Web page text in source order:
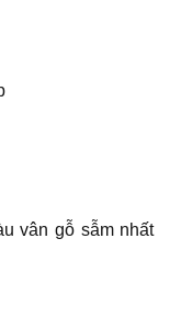
vân gỗ sẫm nhất